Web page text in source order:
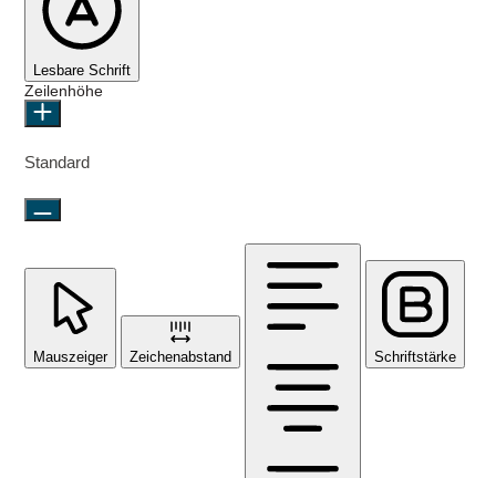
Lesbare Schrift
Zeilenhöhe
Standard
Mauszeiger Zeichenabstand Schriftstärke